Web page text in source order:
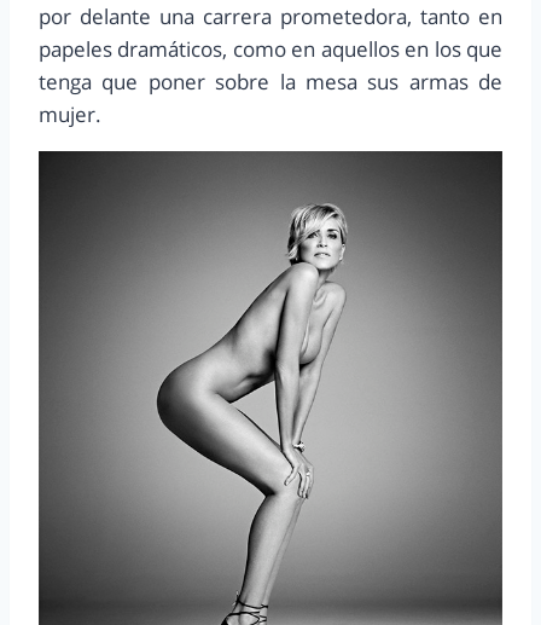
por delante una carrera prometedora, tanto en
papeles dramáticos, como en aquellos en los que
tenga que poner sobre la mesa sus armas de
mujer.